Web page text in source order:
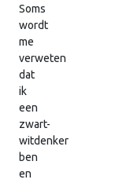
Soms
wordt
me
verweten
dat
ik
een
zwart-
witdenker
ben
en